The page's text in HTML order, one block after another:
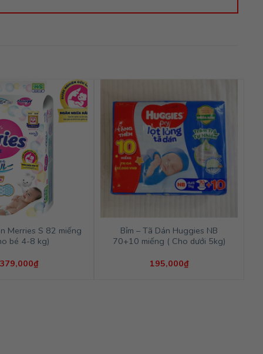
Merries S 82 miếng
bé 4-8 kg)
₫
Bỉm – Tã Dán Huggies NB
70+10 miếng ( Cho dưới 5kg)
195,000₫